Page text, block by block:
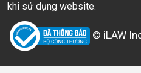
khi sử dụng website.
© iLAW